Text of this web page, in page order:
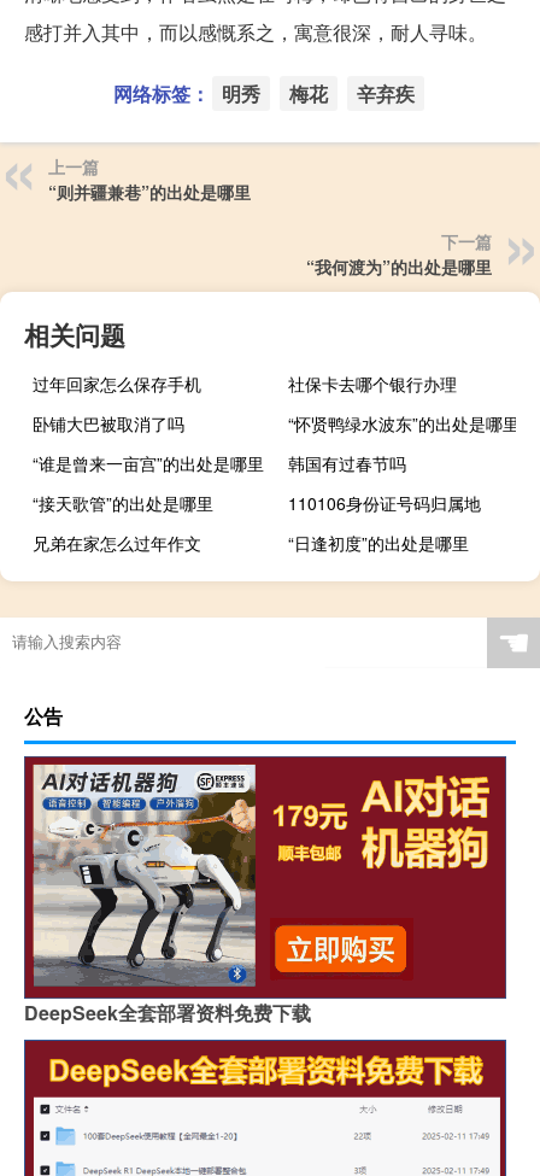
感打并入其中，而以感慨系之，寓意很深，耐人寻味。
网络标签： 明秀 梅花 辛弃疾
上一篇
“则并疆兼巷”的出处是哪里
下一篇
“我何渡为”的出处是哪里
相关问题
过年回家怎么保存手机
社保卡去哪个银行办理
卧铺大巴被取消了吗
“怀贤鸭绿水波东”的出处是哪里
“谁是曾来一亩宫”的出处是哪里
韩国有过春节吗
“接天歌管”的出处是哪里
110106身份证号码归属地
兄弟在家怎么过年作文
“日逢初度”的出处是哪里
☚
公告
DeepSeek全套部署资料免费下载